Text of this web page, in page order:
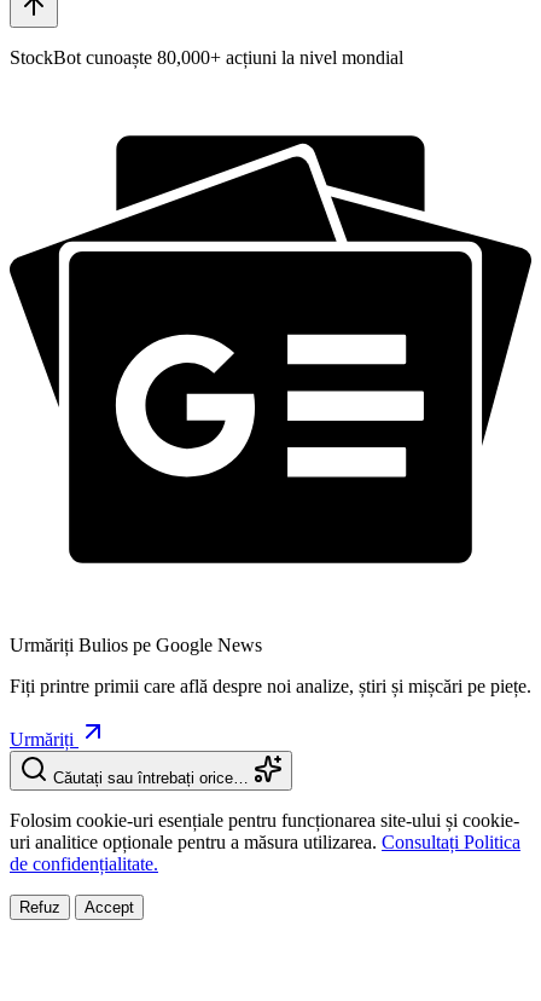
StockBot cunoaște 80,000+ acțiuni la nivel mondial
Urmăriți Bulios pe Google News
Fiți printre primii care află despre noi analize, știri și mișcări pe piețe.
Urmăriți
Căutați sau întrebați orice…
Folosim cookie-uri esențiale pentru funcționarea site-ului și cookie-
uri analitice opționale pentru a măsura utilizarea. Consultați Politica
de confidențialitate.
Refuz Accept